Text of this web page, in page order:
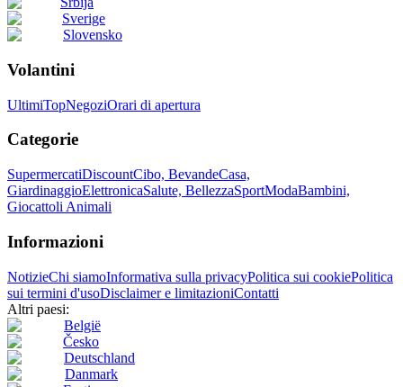
Sverige
Slovensko
Volantini
UltimiTopNegoziOrari di apertura
Categorie
SupermercatiDiscountCibo, BevandeCasa,
GiardinaggioElettronicaSalute, BellezzaSportModaBambini,
Giocattoli Animali
Informazioni
NotizieChi siamoInformativa sulla privacyPolitica sui cookiePolitica
sui termini d'usoDisclaimer e limitazioniContatti
Altri paesi:
België
Česko
Deutschland
Danmark